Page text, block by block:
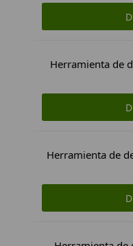
Herramienta de
Herramienta de